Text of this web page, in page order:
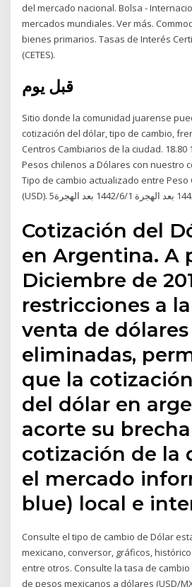
del mercado nacional. Bolsa -
mercados mundiales. Ver más.
bienes primarios. Tasas de Interés
(CETES).
قبل يوم
Sitio donde la comunidad juarense
cotización del dólar, tipo de cambio,
Centros Cambiarios de la ciudad. 18.80
Pesos chilenos a Dólares con nuestro
Tipo de cambio actualizado entre Peso
Cotización del
en Argentina. A
Diciembre de
restricciones a
venta de
eliminadas,
que la
del dólar en
acorte su
cotización de la
el mercado
blue) local e
Consulte el tipo de cambio de Dólar
mexicano, conversor, gráficos,
entre otros. Consulte la tasa de
de pesos mexicanos a dólares (USD/